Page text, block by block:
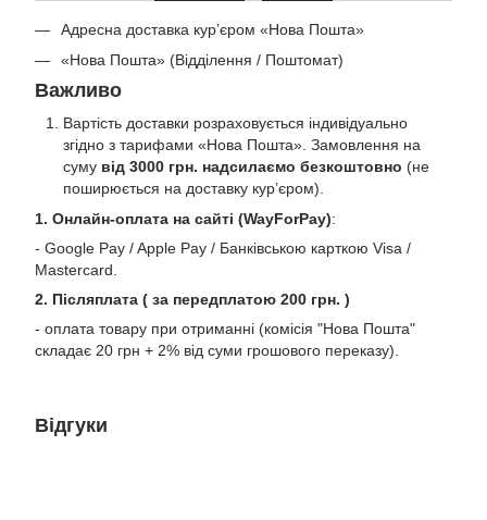
Адресна доставка кур’єром «Нова Пошта»
«Нова Пошта» (Відділення / Поштомат)
Важливо
Вартість доставки розраховується індивідуально
згідно з тарифами «Нова Пошта». Замовлення на
суму від 3000 грн. надсилаємо безкоштовно (не
поширюється на доставку курʼєром).
1. Онлайн-оплата на сайті (WayForPay):
- Google Pay / Apple Pay / Банківською карткою Visa /
Mastercard.
2. Післяплата ( за передплатою 200 грн. )
- оплата товару при отриманні (комісія "Нова Пошта"
складає 20 грн + 2% від суми грошового переказу).
Відгуки